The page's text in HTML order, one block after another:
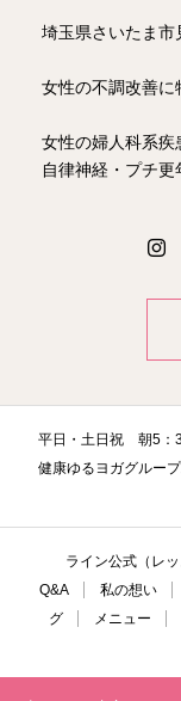
埼玉県さいたま
女性の不調改善に
女性の婦人科系疾
自律神経・プチ
平日・土日祝 朝5
健康ゆるヨガグルー
ライン公式（レッ
Q&A
私の想い
グ
メニュー